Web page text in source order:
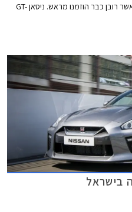
במהדורה מוגבלת של 50 רכבים בלבד אשר רובן כבר הוזמנו מראש. ניסאן GT-
בתערוכת ג'נבה בחודש מרץ,